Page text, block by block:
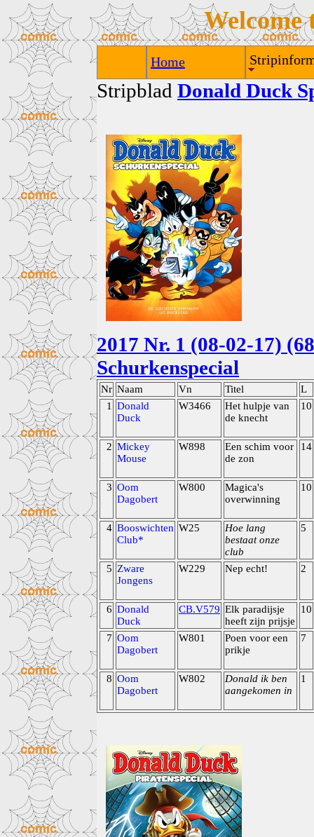
Welcome
Home
Stripblad Donald Duck
2017 Nr. 1 (08-02-17)
Schurkenspecial
Nr Naam Vn Titel
L
1
Donald
Duck
W3466
Het hulpje van
de knecht
10
2 Mickey
Mouse
W898
Een schim voor
de zon
14
3 Oom
Dagobert
W800
Magica's
overwinning
10
4 Booswichten
Club*
W25
Hoe lang
bestaat onze
club
5
5 Zware
Jongens
W229 Nep echt! 2
6 Donald
Duck
CB.V579 Elk paradijsje
heeft zijn prijsje
10
7 Oom
Dagobert
W801
Poen voor een
prikje
7
8 Oom
Dagobert
W802
Donald ik ben
aangekomen in
1